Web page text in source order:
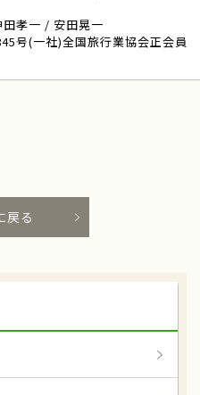
孝一 / 安田晃一
(一社)全国旅行業協会正会員
戻る